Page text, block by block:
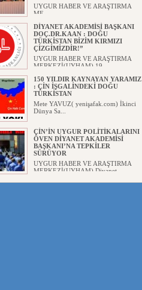
UYGUR HABER VE ARAŞTIRMA
ME...
DİYANET AKADEMİSİ BAŞKANI
DOÇ.DR.KAAN : DOĞU
TÜRKİSTAN BİZİM KIRMIZI
ÇİZGİMİZDİR!”
UYGUR HABER VE ARAŞTIRMA
MERKEZİ(UYHAM) 19...
150 YILDIR KAYNAYAN YARAMIZ
: ÇİN İŞGALİNDEKİ DOĞU
TÜRKİSTAN
Mete YAVUZ( yenişafak.com) İkinci
Dünya Sa...
ÇİN’İN UYGUR POLİTİKALARINI
ÖVEN DİYANET AKADEMİSİ
BAŞKANI’NA TEPKİLER
SÜRÜYOR
UYGUR HABER VE ARAŞTIRMA
MERKEZİ(UYHAM) Diyanet
MHP’DEN URUMÇİ KATLİAMI